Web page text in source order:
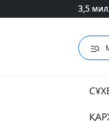
3,5
3,5